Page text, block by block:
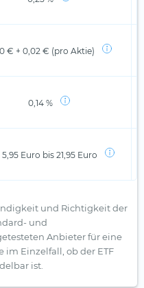
€ + 0,02 € (pro Aktie)
0,14 %
5,95 Euro bis 21,95 Euro
und Richtigkeit der
und
Anbieter für eine
im Einzelfall, ob der ETF
ist.